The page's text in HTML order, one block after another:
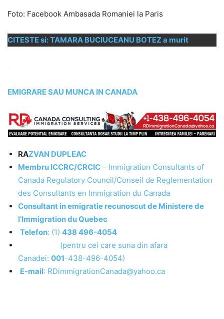
Foto: Facebook Ambasada Romaniei la Paris
CITESTE si: TAMARA BUCIUCEANU BOTEZ a murit
EMIGRARE SAU MUNCA IN CANADA
RAZVAN DUPLEAC
Membru ICCRC/CRCIC – Immigration Consultants of
Canada Regulatory Council/Conseil de Reglementation
des Consultants en Immigration du Canada
Consultant in emigratie recunoscut de Ministere de
l’Immigration du Quebec
Telefon: (1) 438 496-4054
(pentru cei care suna din afara
Canadei: 001-438-496-4054)
E-mail: RDimmigrationCanada@yahoo.ca